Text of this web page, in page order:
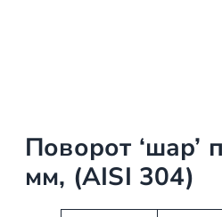
Поворот ‘шар’
мм, (AISI 304)